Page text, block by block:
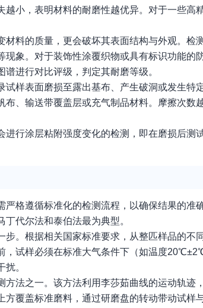
越小，表明材料的耐磨性越优异。对于一些
材料的质量，更会破坏其表面结构与外观。
现象。对于装饰性涂覆织物或具有标识功能
进行对比评级，判定其耐磨等级。
试样表面磨损至露出基布、产生破洞或发生
布、输送带覆盖层或充气制品材料。摩擦次
进行涂层粘附强度变化的检测，即在磨损后
严格遵循标准化的检测流程，以确保结果的准
代尔法和泰伯法最为典型。
步。根据相关国家标准要求，从整匹样品的
，试样必须在标准大气条件下（如温度
。
方法之一。该方法利用李莎茹曲线的运动轨
方覆盖标准磨料，通过研磨盘的转动带动试